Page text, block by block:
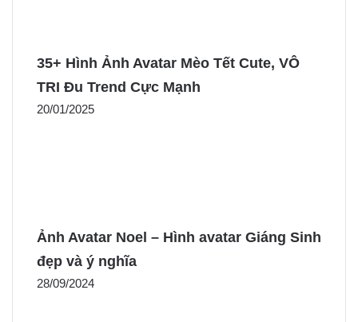
35+ Hình Ảnh Avatar Mèo Tết Cute, VÔ
TRI Đu Trend Cực Mạnh
20/01/2025
Ảnh Avatar Noel – Hình avatar Giáng Sinh
đẹp và ý nghĩa
28/09/2024